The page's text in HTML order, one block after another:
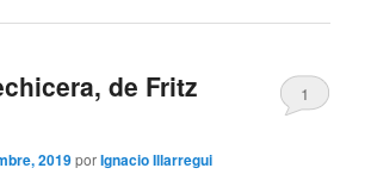
de Fritz
2019porIgnacio Illarregui
1